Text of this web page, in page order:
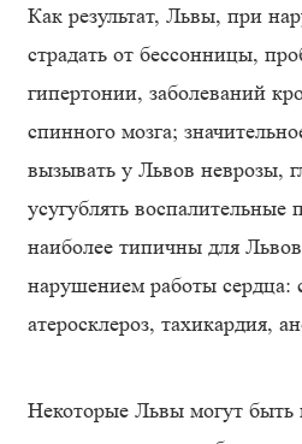
Как результат, Львы, при
страдать от бессонницы,
гипертонии, заболеваний
спинного мозга;
вызывать у Львов неврозы,
усугублять воспалительные
наиболее типичны для
нарушением работы сердца:
атеросклероз, тахикардия,
Некоторые Львы могут